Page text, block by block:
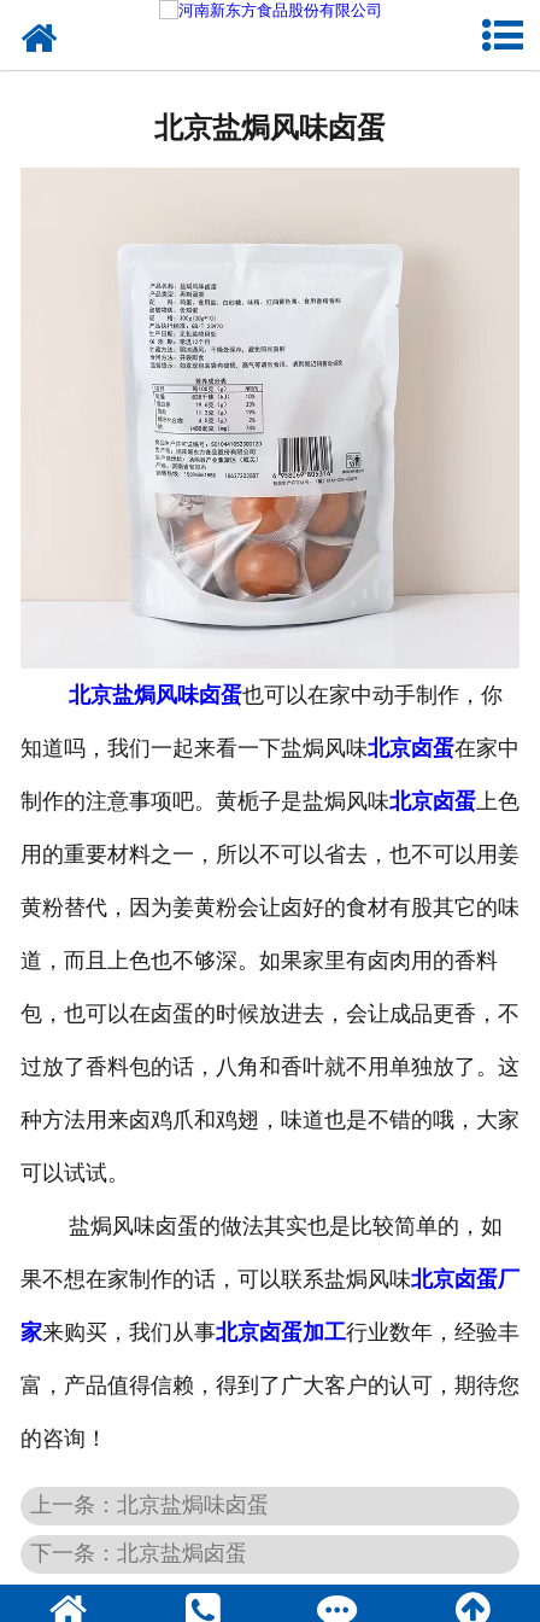
北京新东方食品
北京食品代加工
北京精忠报国八大锤典故版
- 北京盐焗味卤蛋
- 北京蜜汁味卤蛋
北京盐焗风味卤蛋
北京盐焗风味卤蛋也可以在家中动手制作，你
知道吗，我们一起来看一下盐焗风味北京卤蛋在家中
制作的注意事项吧。黄栀子是盐焗风味北京卤蛋上色
用的重要材料之一，所以不可以省去，也不可以用姜
黄粉替代，因为姜黄粉会让卤好的食材有股其它的味
道，而且上色也不够深。如果家里有卤肉用的香料
包，也可以在卤蛋的时候放进去，会让成品更香，不
过放了香料包的话，八角和香叶就不用单独放了。这
种方法用来卤鸡爪和鸡翅，味道也是不错的哦，大家
可以试试。
盐焗风味卤蛋的做法其实也是比较简单的，如
果不想在家制作的话，可以联系盐焗风味北京卤蛋厂
家来购买，我们从事北京卤蛋加工行业数年，经验丰
富，产品值得信赖，得到了广大客户的认可，期待您
的咨询！
上一条：北京盐焗味卤蛋
下一条：北京盐焗卤蛋